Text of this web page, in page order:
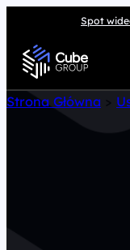
Spot
Usługi
Strona Główna